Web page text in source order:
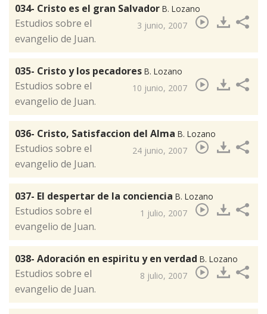
034- Cristo es el gran Salvador B. Lozano
3 junio, 2007
​Estudios sobre el
evangelio de Juan.
035- Cristo y los pecadores B. Lozano
10 junio, 2007
​Estudios sobre el
evangelio de Juan.
036- Cristo, Satisfaccion del Alma B. Lozano
24 junio, 2007
​Estudios sobre el
evangelio de Juan.
037- El despertar de la conciencia B. Lozano
1 julio, 2007
​Estudios sobre el
evangelio de Juan.
038- Adoración en espiritu y en verdad B. Lozano
8 julio, 2007
​Estudios sobre el
evangelio de Juan.